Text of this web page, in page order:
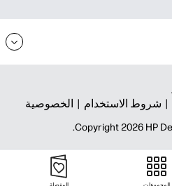
شروط الاستخدام | الخصوصية
المجموعات المفضلة